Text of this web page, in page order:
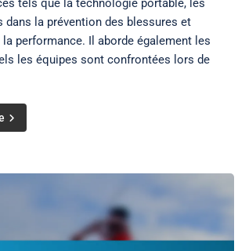
tels que la technologie portable, les
dans la prévention des blessures et
la performance. Il aborde également les
les équipes sont confrontées lors de